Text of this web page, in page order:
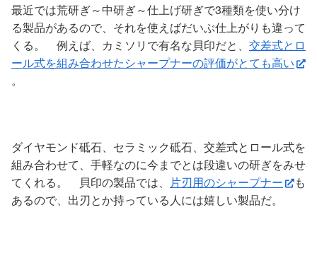
最近では荒研ぎ～中研ぎ～仕上げ研ぎで3種類を使い分け
る製品があるので、それを使えばだいぶ仕上がりも違って
くる。 例えば、カミソリで有名な貝印だと、 交差式とロ
ール式を組み合わせたシャープナーの評価がとても高い
。
ダイヤモンド砥石、セラミック砥石、交差式とロール式を
組み合わせて、手軽なのに今までとは段違いの研ぎをみせ
てくれる。 貝印の製品では、 片刃用のシャープナー
も
あるので、出刃とか持っている人には嬉しい製品だ。